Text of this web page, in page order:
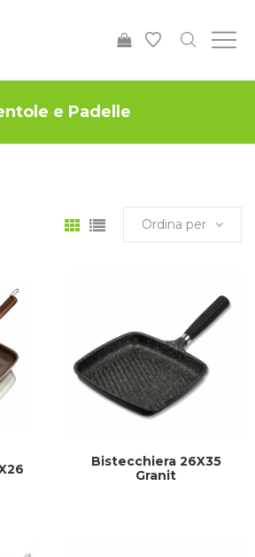
e Padelle
Ordina per
Bistecchiera 26X35
Granit